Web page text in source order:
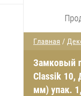
Главная /
Замковый
Classik 10,
мм) упак.